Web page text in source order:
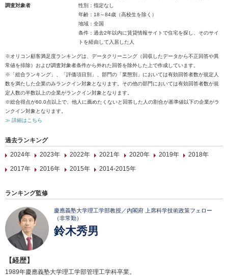
調査対象者
性別：指定なし
年齢：18～84歳（高校生を除く）
地域：全国
条件：過去2年以内に賃貸情報サイトで住宅を探し、そのサイ
トを経由して入居した人
※オリコン顧客満足度ランキングは、データクリーニング（回収したデータから不正回答や異
常値を排除）および調査対象者条件から外れた回答を除外した上で作成しています。
※「総合ランキング」、「評価項目別」、部門の「業態別」においては有効回答者数が規定人
数を満たした企業のみランクイン対象となります。その他の部門においては有効回答者数が規
定人数の半数以上の企業がランクイン対象となります。
※総合得点が60.0点以上で、他人に薦めたくないと回答した人の割合が基準値以下の企業がラ
ンクイン対象となります。
≫ 詳細はこちら
過去ランキング
2024年
2023年 2022年 2021年 2020年 2019年
2018年
2017年
2016年 2015年 2014-2015年
ランキング監修
慶應義塾大学理工学部教授／内閣府 上席科学技術政策フェロー
（非常勤）
鈴木秀男
【経歴】
1989年慶應義塾大学理工学部管理工学科卒業。